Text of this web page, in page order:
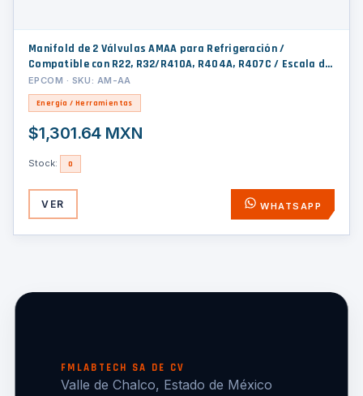
Manifold de 2 Válvulas AMAA para Refrigeración /
Compatible con R22, R32/R410A, R404A, R407C / Escala de
Manómetro Multigas / Interfaz 5/16" SAE / Rango de Vacío
-30 inHg / Presión Máxima 500 psi / Resistente
EPCOM · SKU: AM-AA
Energía / Herramientas
$1,301.64 MXN
Stock: 0
VER WHATSAPP
FMLABTECH SA DE CV
Valle de Chalco, Estado de México